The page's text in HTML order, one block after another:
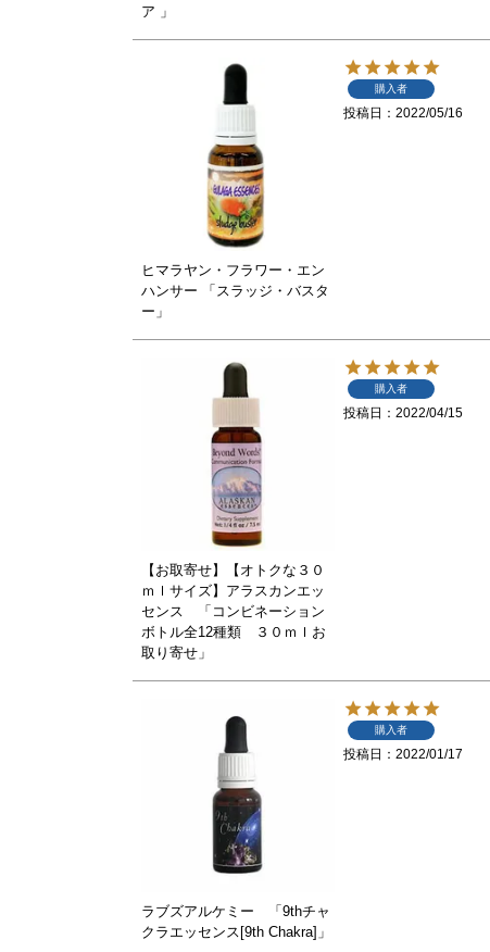
ア 」
ヒマラヤン・フラワー・エン
ハンサー 「スラッジ・バスタ
ー」
購入者
投稿日 2022/05/16
【お取寄せ】【オトクな３０
ｍｌサイズ】アラスカンエッ
センス 「コンビネーション
ボトル全12種類 ３０ｍｌお
取り寄せ」
購入者
投稿日 2022/04/15
ラブズアルケミー 「9thチャ
クラエッセンス[9th Chakra]」
購入者
投稿日 2022/01/17